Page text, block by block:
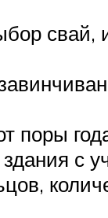
свай,
поры
с